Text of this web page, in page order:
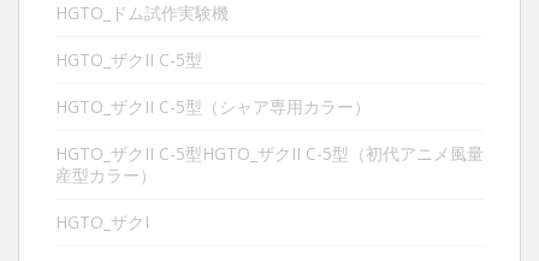
HGTO_ドム試作実験機
HGTO_ザクII C-5型
HGTO_ザクII C-5型（シャア専用カラー）
HGTO_ザクII C-5型HGTO_ザクII C-5型（初代アニメ風量
産型カラー）
HGTO_ザクI